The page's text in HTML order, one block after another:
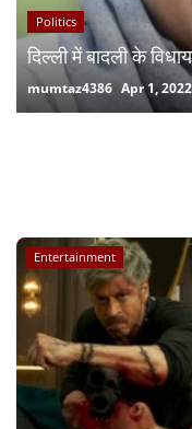
Politics
दिल्ली में बादली के
mumtaz4386 Apr 1, 2022
Entertainment